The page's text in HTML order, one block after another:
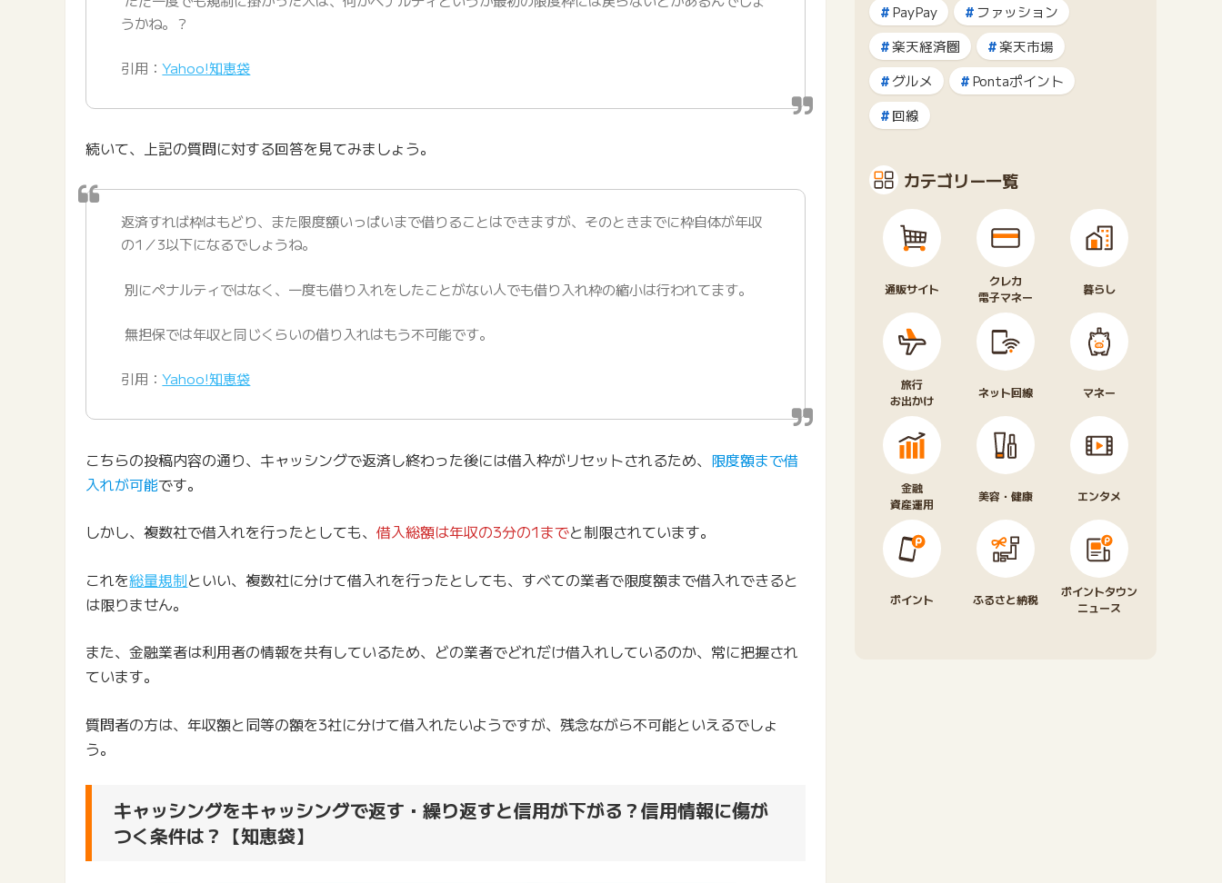
うかね。？
引用：Yahoo!知恵袋
続いて、上記の質問に対する回答を見てみましょう。
返済すれば枠はもどり、また限度額いっぱいまで借りることはできますが、そのときまでに枠自体が年収
の1／3以下になるでしょうね。
別にペナルティではなく、一度も借り入れをしたことがない人でも借り入れ枠の縮小は行われてます。
無担保では年収と同じくらいの借り入れはもう不可能です。
引用：Yahoo!知恵袋
こちらの投稿内容の通り、キャッシングで返済し終わった後には借入枠がリセットされるため、 限度額まで借
入れが可能です。
しかし、複数社で借入れを行ったとしても、借入総額は年収の3分の1までと制限されています。
これを総量規制といい、複数社に分けて借入れを行ったとしても、すべての業者で限度額まで借入れできると
は限りません。
また、金融業者は利用者の情報を共有しているため、どの業者でどれだけ借入れしているのか、常に把握され
ています。
質問者の方は、年収額と同等の額を3社に分けて借入れたいようですが、残念ながら不可能といえるでしょ
う。
キャッシングをキャッシングで返す・繰り返すと信用が下がる？信用情報に傷が
つく条件は？【知恵袋】
PayPay
ファッション
楽天経済圏
楽天市場
グルメ
Pontaポイント
回線
カテゴリー一覧
通販サイト
クレカ
電子マネー
暮らし
旅行
お出かけ
ネット回線 マネー
金融
資産運用
美容・健康 エンタメ
ポイント ふるさと納税
ポイントタウン
ニュース